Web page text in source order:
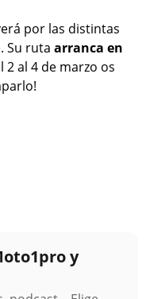
por las distintas
Su ruta arranca en
2 al 4 de marzo os
y